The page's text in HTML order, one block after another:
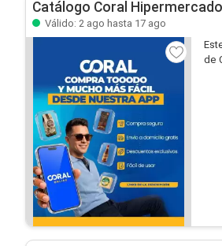
Catálogo Coral
Válido: 2 ago hasta 17 ago
de